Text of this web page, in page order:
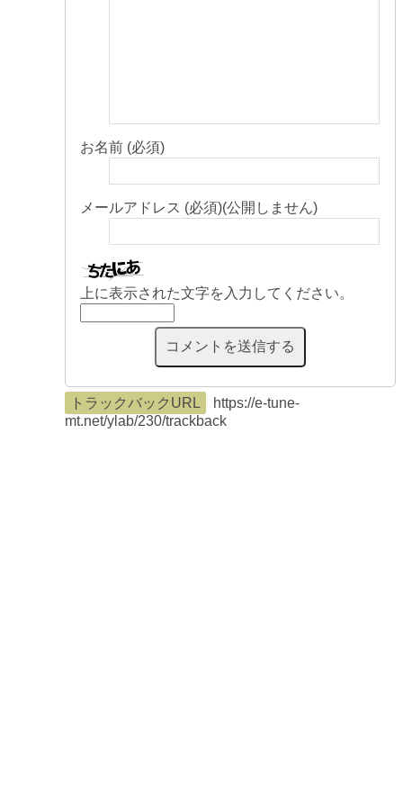
お名前 (必須)
メールアドレス (必須)(公開しません)
上に表示された文字を入力してください。
トラックバックURL
https://e-tune-
mt.net/ylab/230/trackback